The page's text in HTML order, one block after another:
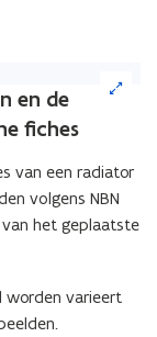
en de
fiches
van een radiator
volgens NBN
het geplaatste
worden varieert